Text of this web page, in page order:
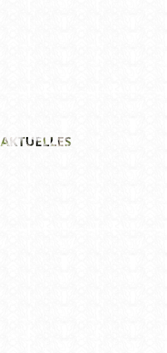
AKTUELLES